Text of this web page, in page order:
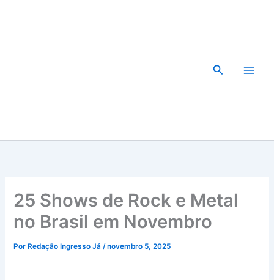
Pesquisar
25 Shows de Rock e Metal
no Brasil em Novembro
Por Redação Ingresso Já/novembro 5, 2025